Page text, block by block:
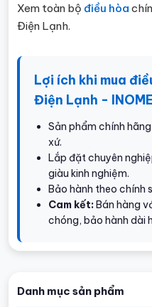
Danh mục sản phẩm
Xem toàn bộ điều hòa
Điện Lạnh.
Lợi ích khi mua
Điện Lạnh -
Sản phẩm chính
xứ.
Lắp đặt chuyên
giàu kinh nghiệm.
Bảo hành theo chính
Cam kết:Bán hàng
chóng, bảo hành dài